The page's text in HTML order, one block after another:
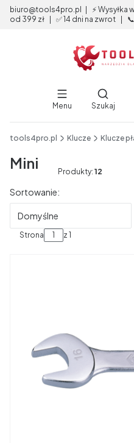
biuro@tools4pro.pl | ⚡
od 399 zł | ✅ 14 dni na zwrot |
Menu
Otwórz
Szukaj
tools4pro.pl Klucze Klucze
Mini Produkty: 12
Lista produktów
Sortowanie:
Domyślne
Strona z 1